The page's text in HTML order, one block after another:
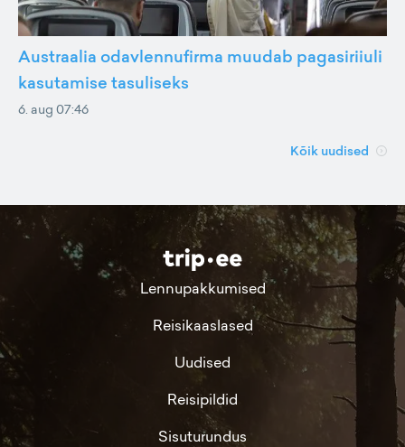
Austraalia odavlennufirma muudab pagasiriiuli
kasutamise tasuliseks
6. aug 07:46
Kõik uudised
Lennupakkumised
Reisikaaslased
Uudised
Reisipildid
Sisuturundus